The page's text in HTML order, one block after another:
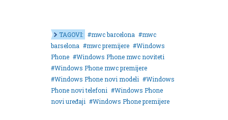
Novembar 2018
Decembar 2018
Februar 2019
Juli 2019
August 2019
Februar 2020
TAGOVI: mwc barcelona
mwc
barselona
mwc premijere
Windows
Phone
Windows Phone mwc noviteti
Windows Phone mwc premijere
Windows Phone novi modeli
Windows
Phone novi telefoni
Windows Phone
novi uređaji
Windows Phone premijere